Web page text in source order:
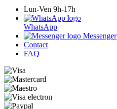
Lun-Ven 9h-17h
WhatsApp
Messenger
Contact
FAQ